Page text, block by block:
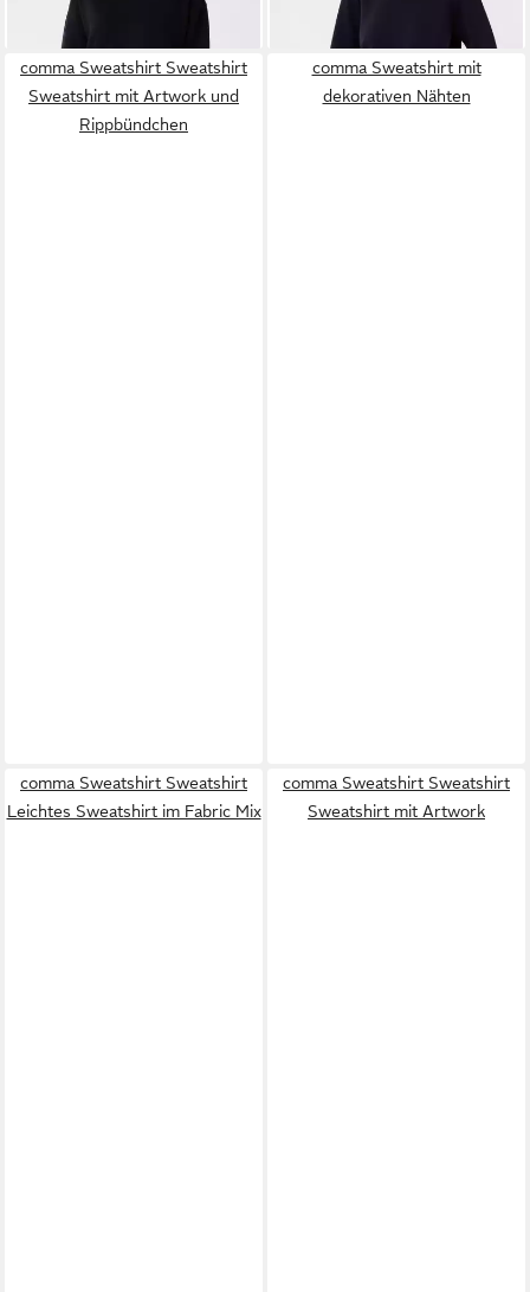
comma Sweatshirt Sweatshirt
Sweatshirt mit Artwork und
Rippbündchen
comma Sweatshirt mit
dekorativen Nähten
comma Sweatshirt Sweatshirt
Leichtes Sweatshirt im Fabric Mix
comma Sweatshirt Sweatshirt
Sweatshirt mit Artwork